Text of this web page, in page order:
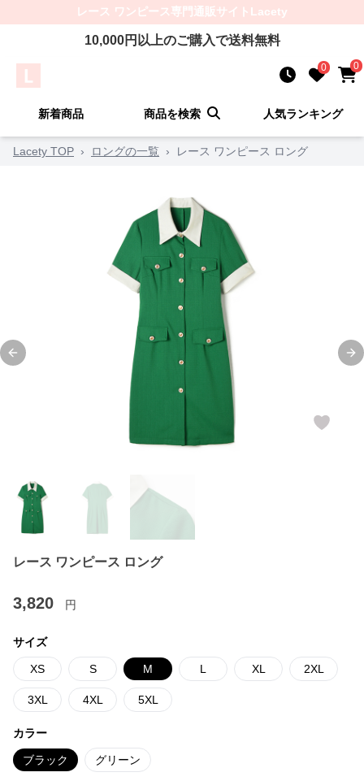
レース ワンピース専門通販サイト Lacety
10,000円以上のご購入で送料無料
0 0
新着商品 商品を検索 人気ランキング
Lacety TOP › ロングの一覧 › レース ワンピース ロング
Previous slide
レース ワンピース ロング
3,820 円
サイズ
XS S M L XL 2XL
3XL 4XL 5XL
カラー
ブラック グリーン